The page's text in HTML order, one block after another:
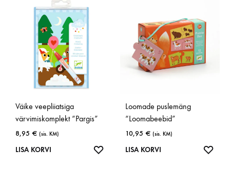
Väike veepliiatsiga
värvimiskomplekt “Pargis”
8,95 € (sis. KM)
LISA KORVI
Loomade puslemäng
“Loomabeebid”
10,95 € (sis. KM)
LISA KORVI